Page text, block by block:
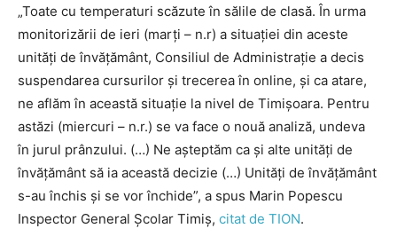
„Toate cu temperaturi scăzute în sălile de clasă. În urma
monitorizării de ieri (marți – n.r) a situației din aceste
unități de învățământ, Consiliul de Administrație a decis
suspendarea cursurilor și trecerea în online, și ca atare,
ne aflăm în această situație la nivel de Timișoara. Pentru
astăzi (miercuri – n.r.) se va face o nouă analiză, undeva
în jurul prânzului. (…) Ne așteptăm ca și alte unități de
învățământ să ia această decizie (…) Unități de învățământ
s-au închis și se vor închide”, a spus Marin Popescu
Inspector General Școlar Timiș, citat de TION.